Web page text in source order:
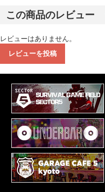
この商品のレビュー
レビューはありません。
レビューを投稿